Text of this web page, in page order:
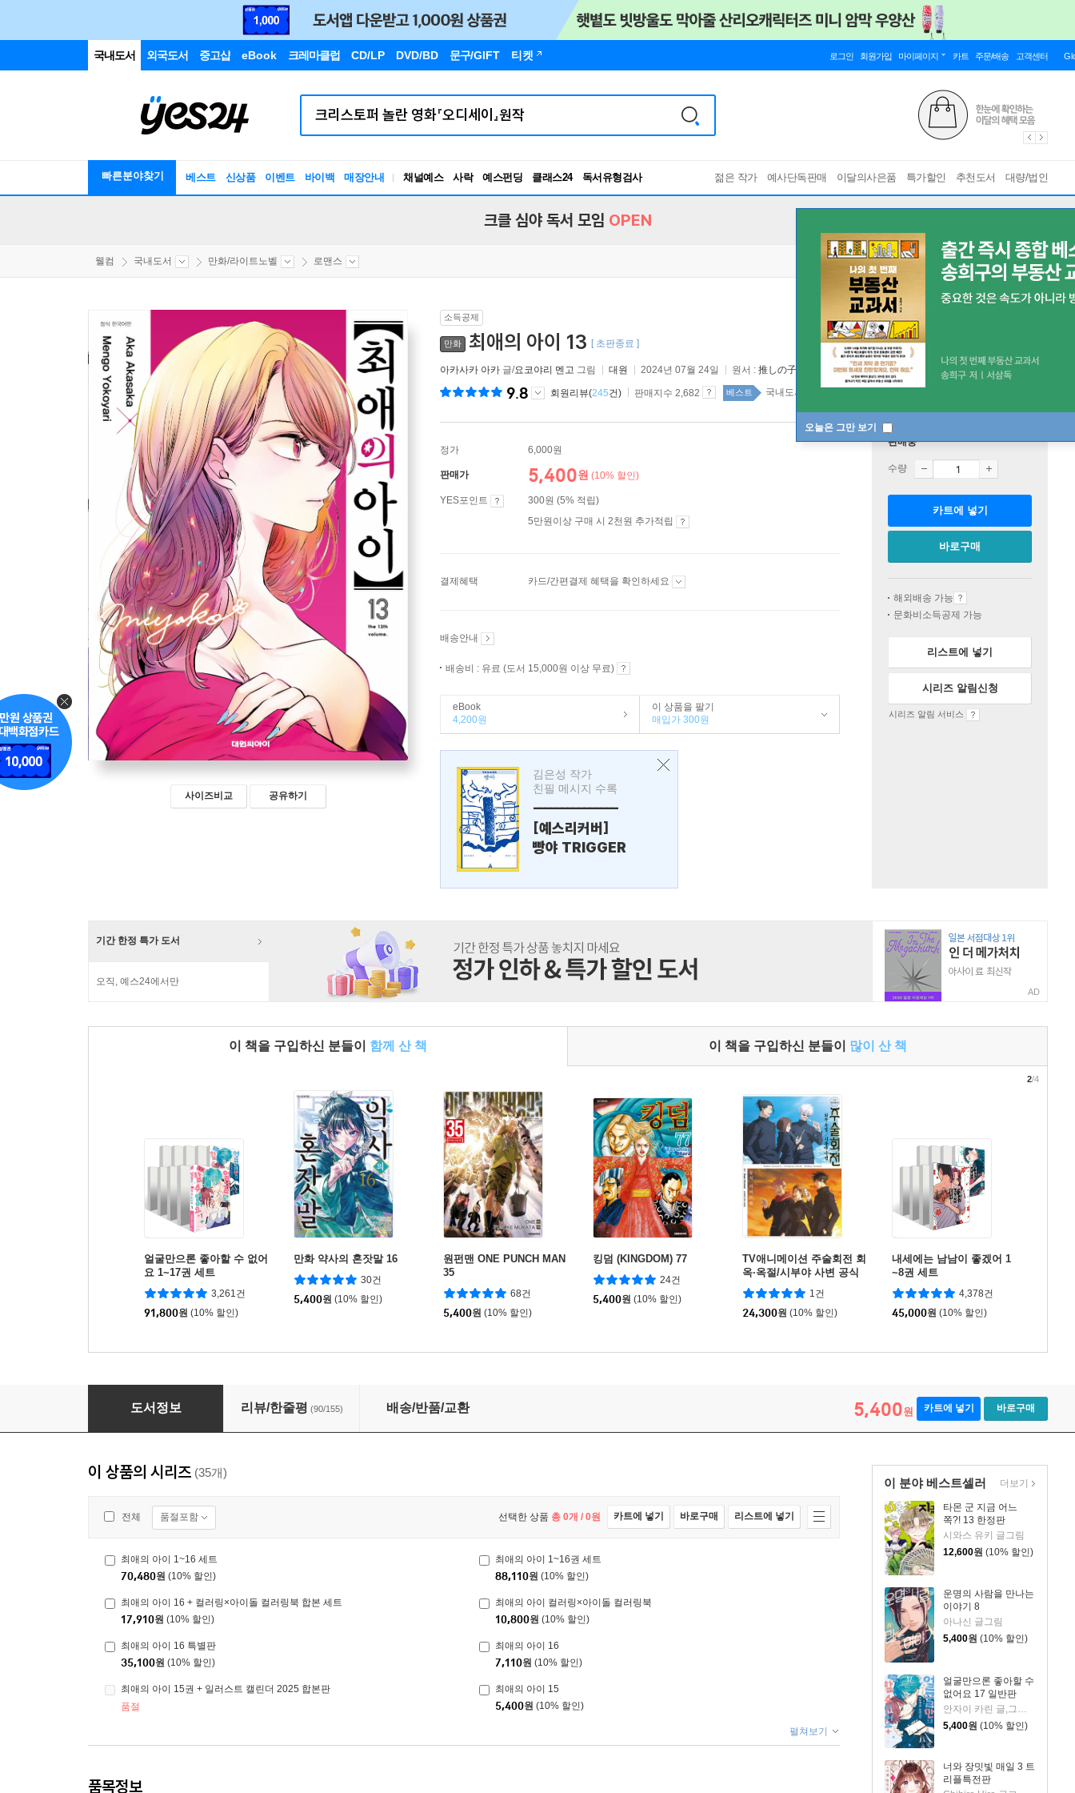
국내도서 외국도서 중고샵 eBook 크레마클럽 CD/LP DVD/BD 문구/GIFT 티켓 로그인 회원가입 마이페이지 카트 주문/배송 고객센터
빠른분야찾기 베스트 신상품 이벤트 바이백 매장안내 채널예스 사락 예스펀딩 클래스24
독서유형검사
RBTI Lab
젊은 작가 예사단독판매 이달의사은품 특가할인 추천도서 대량/법인
오늘은 그만 보기
크클 심야 독서 모임 OPEN
웰컴 국내도서 만화/라이트노벨 로맨스
사이즈비교 공유하기
소득공제
만화 최애의 아이 13 [ 초판종료 ]
아카사카 아카 글/요코야리 멘고 그림 대원 2024년 07월 24일 원서 : 推しの子 13
9.8 회원리뷰(245건) 판매지수 2,682 베스트 국내도서 top100 4주
정가 6,000원
판매가 5,400원 (10% 할인)
YES포인트
300원 (5% 적립)
5만원이상 구매 시 2천원 추가적립
결제혜택 카드/간편결제 혜택을 확인하세요
배송안내
배송비 : 유료 (도서 15,000원 이상 무료)
eBook
4,200원
이 상품을 팔기
매입가 300원
김은성 작가
친필 메시지 수록
---------------
[예스리커버]
빵야 TRIGGER
판매중
수량
카트에 넣기
바로구매
해외배송 가능
문화비소득공제 가능
리스트에 넣기
시리즈 알림신청
시리즈 알림 서비스
기간 한정 특가 도서
오직, 예스24에서만
AD
이 책을 구입하신 분들이 함께 산 책 이 책을 구입하신 분들이 많이 산 책
얼굴만으론 좋아할 수 없어
요 1~17권 세트
3,261건
91,800원 (10% 할인)
만화 약사의 혼잣말 16
30건
5,400원 (10% 할인)
원펀맨 ONE PUNCH MAN
35
68건
5,400원 (10% 할인)
킹덤 (KINGDOM) 77
24건
5,400원 (10% 할인)
TV애니메이션 주술회전 회
옥·옥절/시부야 사변 공식
가이드북
1건
24,300원 (10% 할인)
내세에는 남남이 좋겠어 1
~8권 세트
4,378건
45,000원 (10% 할인)
2/4
최애의 아이 13
도서정보 리뷰/한줄평 (90/155) 배송/반품/교환 5,400원 카트에 넣기 바로구매
이 분야 베스트셀러
타몬 군 지금 어느
쪽?! 13 한정판
시와스 유키 글그림
12,600원 (10% 할인)
운명의 사람을 만나는
이야기 8
아나신 글그림
5,400원 (10% 할인)
얼굴만으론 좋아할 수
없어요 17 일반판
5,400원 (10% 할인)
너와 장밋빛 매일 3 트
리플특전판
더보기
이 상품의 시리즈 (35개)
전체 품절포함 선택한 상품 총 0개 / 0원 카트에 넣기 바로구매 리스트에 넣기
최애의 아이 1~16 세트
70,480원 (10% 할인)
최애의 아이 1~16권 세트
88,110원 (10% 할인)
최애의 아이 16 + 컬러링×아이돌 컬러링북 합본 세트
17,910원 (10% 할인)
최애의 아이 컬러링×아이돌 컬러링북
10,800원 (10% 할인)
최애의 아이 16 특별판
35,100원 (10% 할인)
최애의 아이 16
7,110원 (10% 할인)
최애의 아이 15권 + 일러스트 캘린더 2025 합본판
품절
최애의 아이 15
5,400원 (10% 할인)
펼쳐보기
품목정보